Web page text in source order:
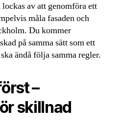
av att genomföra ett
måla fasaden och
Du kommer
på samma sätt som ett
ändå följa samma regler.
–
skillnad